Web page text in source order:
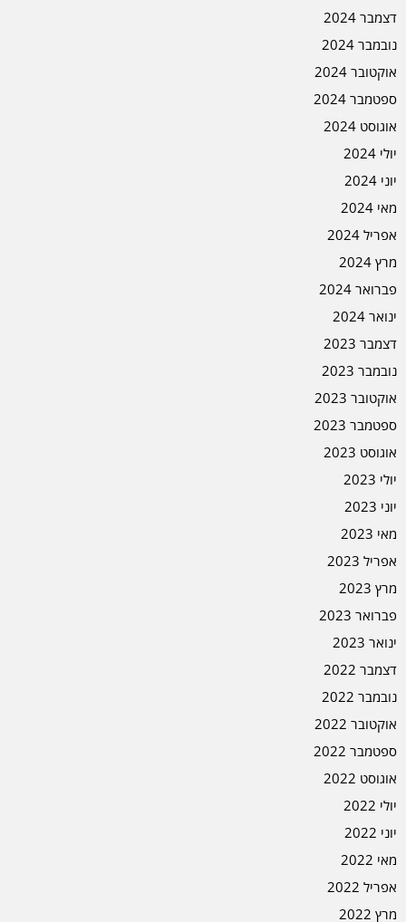
דצמבר 2024
נובמבר 2024
אוקטובר 2024
ספטמבר 2024
אוגוסט 2024
יולי 2024
יוני 2024
מאי 2024
אפריל 2024
מרץ 2024
פברואר 2024
ינואר 2024
דצמבר 2023
נובמבר 2023
אוקטובר 2023
ספטמבר 2023
אוגוסט 2023
יולי 2023
יוני 2023
מאי 2023
אפריל 2023
מרץ 2023
פברואר 2023
ינואר 2023
דצמבר 2022
נובמבר 2022
אוקטובר 2022
ספטמבר 2022
אוגוסט 2022
יולי 2022
יוני 2022
מאי 2022
אפריל 2022
מרץ 2022